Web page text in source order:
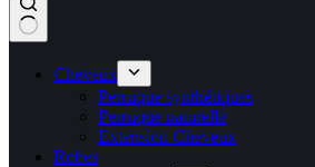
Cheveux
Perruque synthétiques
Perruque naturelle
Extension Cheveux
Robes